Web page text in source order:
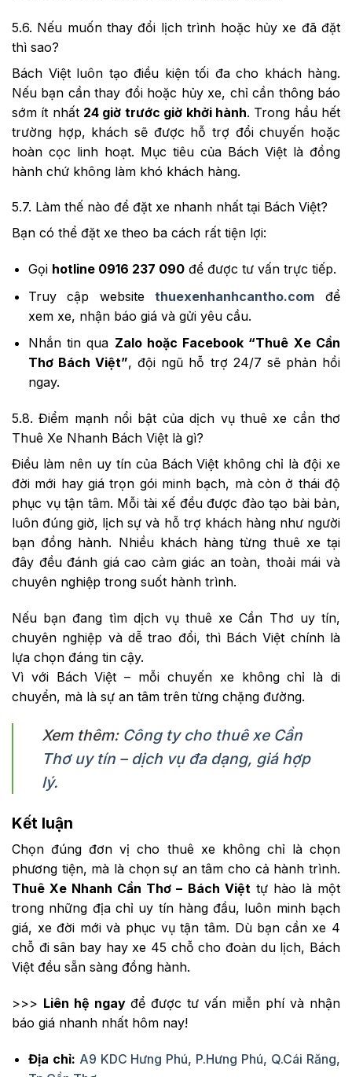
5.6. Nếu muốn thay đổi lịch trình hoặc hủy xe đã đặt
thì sao?
Bách Việt luôn tạo điều kiện tối đa cho khách hàng.
Nếu bạn cần thay đổi hoặc hủy xe, chỉ cần thông báo
sớm ít nhất 24 giờ trước giờ khởi hành. Trong hầu hết
trường hợp, khách sẽ được hỗ trợ đổi chuyến hoặc
hoàn cọc linh hoạt. Mục tiêu của Bách Việt là đồng
hành chứ không làm khó khách hàng.
5.7. Làm thế nào để đặt xe nhanh nhất tại Bách Việt?
Bạn có thể đặt xe theo ba cách rất tiện lợi:
Gọi hotline 0916 237 090để được tư vấn trực tiếp.
Truy cập website
thuexenhanhcantho.com để
xem xe, nhận báo giá và gửi yêu cầu.
Nhắn tin qua Zalo hoặc Facebook “Thuê Xe Cần
Thơ Bách Việt”, đội ngũ hỗ trợ 24/7 sẽ phản hồi
ngay.
5.8. Điểm mạnh nổi bật của dịch vụ thuê xe cần thơ
Thuê Xe Nhanh Bách Việt là gì?
Điều làm nên uy tín của Bách Việt không chỉ là đội xe
đời mới hay giá trọn gói minh bạch, mà còn ở thái độ
phục vụ tận tâm. Mỗi tài xế đều được đào tạo bài bản,
luôn đúng giờ, lịch sự và hỗ trợ khách hàng như người
bạn đồng hành. Nhiều khách hàng từng thuê xe tại
đây đều đánh giá cao cảm giác an toàn, thoải mái và
chuyên nghiệp trong suốt hành trình.
Nếu bạn đang tìm dịch vụ thuê xe Cần Thơ uy tín,
chuyên nghiệp và dễ trao đổi, thì Bách Việt chính là
lựa chọn đáng tin cậy.
Vì với Bách Việt – mỗi chuyến xe không chỉ là di
chuyển, mà là sự an tâm trên từng chặng đường.
Xem thêm: Công ty cho thuê xe Cần
Thơ uy tín – dịch vụ đa dạng, giá hợp
lý.
Kết luận
Chọn đúng đơn vị cho thuê xe không chỉ là chọn
phương tiện, mà là chọn sự an tâm cho cả hành trình.
Thuê Xe Nhanh Cần Thơ – Bách Việttự hào là một
trong những địa chỉ uy tín hàng đầu, luôn minh bạch
giá, xe đời mới và phục vụ tận tâm. Dù bạn cần xe 4
chỗ đi sân bay hay xe 45 chỗ cho đoàn du lịch, Bách
Việt đều sẵn sàng đồng hành.
>>> Liên hệ ngay để được tư vấn miễn phí và nhận
báo giá nhanh nhất hôm nay!
Địa chỉ: A9 KDC Hưng Phú, P.Hưng Phú, Q.Cái Răng,